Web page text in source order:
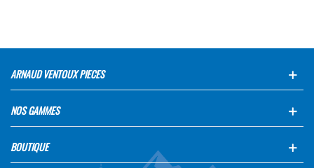
ARNAUD VENTOUX PIECES
NOS GAMMES
BOUTIQUE